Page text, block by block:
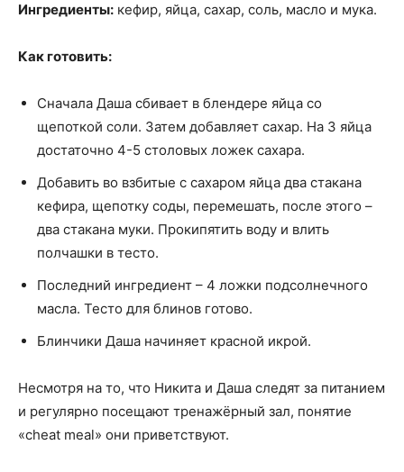
Ингредиенты: кефир, яйца, сахар, соль, масло и мука.
Как готовить:
Сначала Даша сбивает в блендере яйца со
щепоткой соли. Затем добавляет сахар. На 3 яйца
достаточно 4-5 столовых ложек сахара.
Добавить во взбитые с сахаром яйца два стакана
кефира, щепотку соды, перемешать, после этого –
два стакана муки. Прокипятить воду и влить
полчашки в тесто.
Последний ингредиент – 4 ложки подсолнечного
масла. Тесто для блинов готово.
Блинчики Даша начиняет красной икрой.
Несмотря на то, что Никита и Даша следят за питанием
и регулярно посещают тренажёрный зал, понятие
«cheat meal» они приветствуют.